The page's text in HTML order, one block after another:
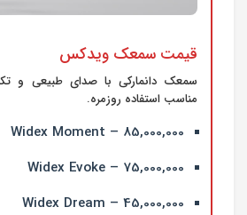
قیمت سمعک ویدکس
سمعک دانمارکی با صدای طبیعی و
مناسب استفاده روزمره.
Widex Moment – 85,000,000
Widex Evoke – 75,000,000
Widex Dream – 45,000,000